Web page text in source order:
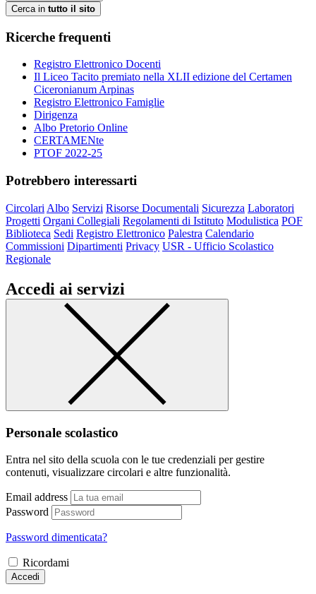
Cerca in tutto il sito
Ricerche frequenti
Registro Elettronico Docenti
Il Liceo Tacito premiato nella XLII edizione del Certamen
Ciceronianum Arpinas
Registro Elettronico Famiglie
Dirigenza
Albo Pretorio Online
CERTAMENte
PTOF 2022-25
Potrebbero interessarti
Circolari Albo Servizi Risorse Documentali Sicurezza Laboratori
Progetti Organi Collegiali Regolamenti di Istituto Modulistica POF
Biblioteca Sedi Registro Elettronico Palestra Calendario
Commissioni Dipartimenti Privacy USR - Ufficio Scolastico
Regionale
Accedi ai servizi
Personale scolastico
Entra nel sito della scuola con le tue credenziali per gestire
contenuti, visualizzare circolari e altre funzionalità.
Email address
Password
Password dimenticata?
Ricordami
Accedi